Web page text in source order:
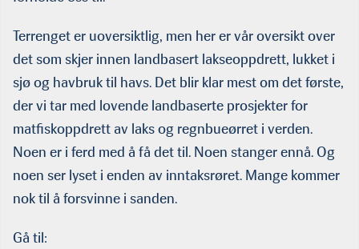
Terrenget er uoversiktlig, men her er vår oversikt over
det som skjer innen landbasert lakseoppdrett, lukket i
sjø og havbruk til havs. Det blir klar mest om det første,
der vi tar med lovende landbaserte prosjekter for
matfiskoppdrett av laks og regnbueørret i verden.
Noen er i ferd med å få det til. Noen stanger ennå. Og
noen ser lyset i enden av inntaksrøret. Mange kommer
nok til å forsvinne i sanden.
Gå til: